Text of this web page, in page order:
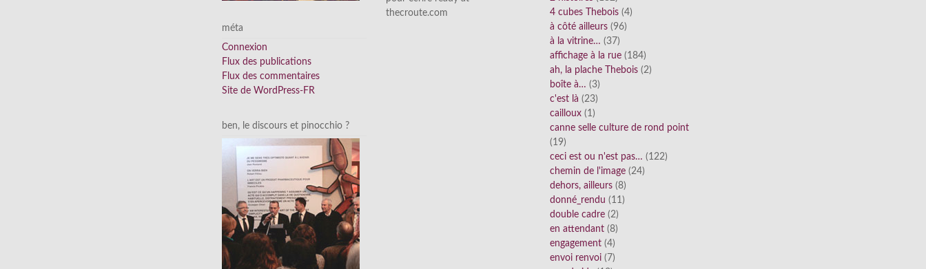
méta
Connexion
Flux des publications
Flux des commentaires
Site de WordPress-FR
ben, le discours et pinocchio ?
thecroute.com
4 cubes Thebois (4)
à côté ailleurs (96)
à la vitrine… (37)
affichage à la rue (184)
ah, la plache Thebois (2)
boîte à… (3)
c'est là (23)
cailloux (1)
canne selle culture de rond point
(19)
ceci est ou n'est pas… (122)
chemin de l'image (24)
dehors, ailleurs (8)
donné_rendu (11)
double cadre (2)
en attendant (8)
engagement (4)
envoi renvoi (7)